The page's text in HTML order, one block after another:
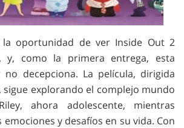
la oportunidad de ver Inside Out 2
como la primera entrega, esta
no decepciona. La película, dirigida
sigue explorando el complejo mundo
ahora adolescente, mientras
y desafíos en su vida. Con